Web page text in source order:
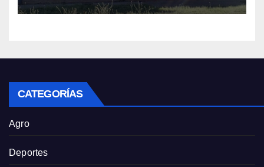
CATEGORÍAS
Agro
Deportes